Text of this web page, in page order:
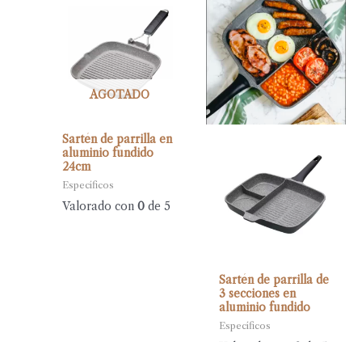
AGOTADO
Sartén de parrilla en
aluminio fundido
24cm
Específicos
Valorado con0 de 5
Sartén de parrilla de
3 secciones en
aluminio fundido
Específicos